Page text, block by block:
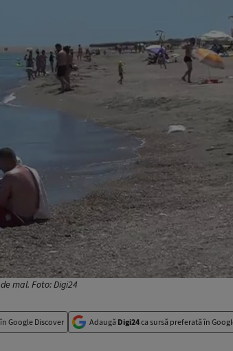
mal. Foto: Digi24
în Google Discover Adaugă Digi24ca sursă preferată în